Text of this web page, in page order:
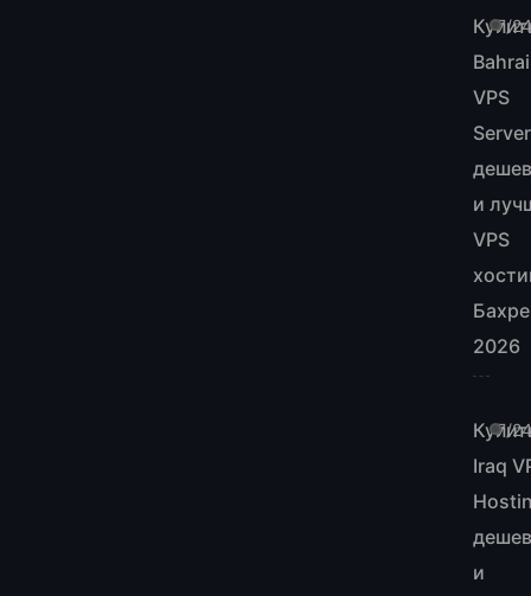
7/
VPS
и
VPS
2026
7/
Iraq
и